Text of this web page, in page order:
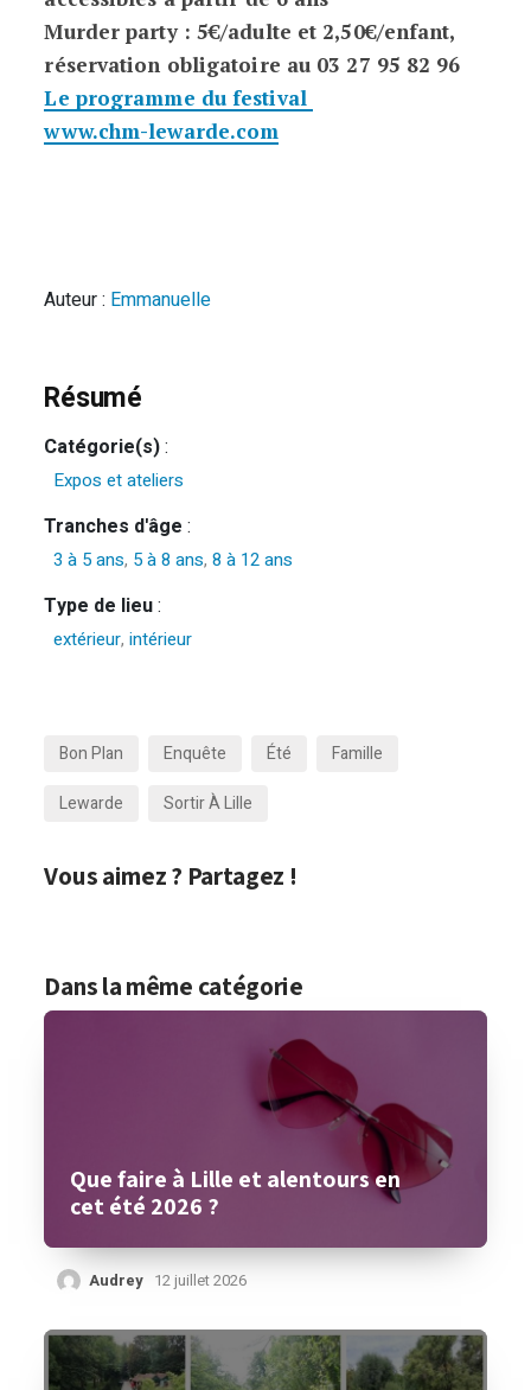
Murder party : 5€/adulte et 2,50€/enfant,
réservation obligatoire au 03 27 95 82 96
Le programme du festival
www.chm-lewarde.com
Auteur : Emmanuelle
Résumé
Catégorie(s):
Expos et ateliers
Tranches d'âge :
3 à 5 ans, 5 à 8 ans,8 à 12 ans
Type de lieu:
extérieur,intérieur
Bon Plan Enquête Été
Famille
Lewarde
Sortir À Lille
Vous aimez ? Partagez !
Dans la même catégorie
Que faire à Lille et alentours en
cet été 2026 ?
Audrey 12 juillet 2026